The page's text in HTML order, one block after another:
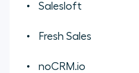
Salesloft
Fresh Sales
noCRM.io